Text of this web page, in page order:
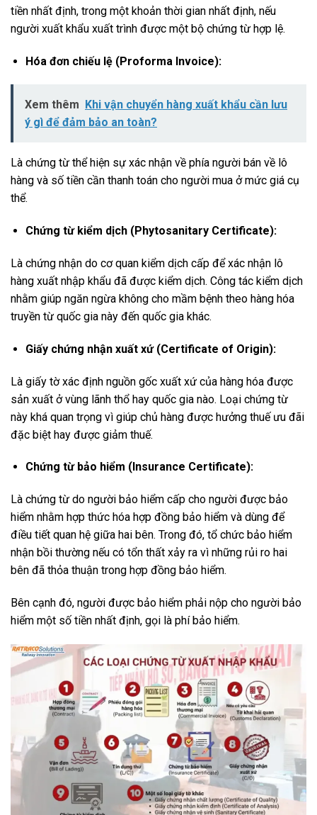
tiền nhất định, trong một khoản thời gian nhất định, nếu
người xuất khẩu xuất trình được một bộ chứng từ hợp lệ.
Hóa đơn chiếu lệ (Proforma Invoice):
Xem thêm
Khi vận chuyển hàng xuất khẩu cần lưu
ý gì để đảm bảo an toàn?
Là chứng từ thể hiện sự xác nhận về phía người bán về lô
hàng và số tiền cần thanh toán cho người mua ở mức giá cụ
thể.
Chứng từ kiểm dịch (Phytosanitary Certificate):
Là chứng nhận do cơ quan kiểm dịch cấp để xác nhận lô
hàng xuất nhập khẩu đã được kiểm dịch. Công tác kiểm dịch
nhằm giúp ngăn ngừa không cho mầm bệnh theo hàng hóa
truyền từ quốc gia này đến quốc gia khác.
Giấy chứng nhận xuất xứ (Certificate of Origin):
Là giấy tờ xác định nguồn gốc xuất xứ của hàng hóa được
sản xuất ở vùng lãnh thổ hay quốc gia nào. Loại chứng từ
này khá quan trọng vì giúp chủ hàng được hưởng thuế ưu đãi
đặc biệt hay được giảm thuế.
Chứng từ bảo hiểm (Insurance Certificate):
Là chứng từ do người bảo hiểm cấp cho người được bảo
hiểm nhằm hợp thức hóa hợp đồng bảo hiểm và dùng để
điều tiết quan hệ giữa hai bên. Trong đó, tổ chức bảo hiểm
nhận bồi thường nếu có tổn thất xảy ra vì những rủi ro hai
bên đã thỏa thuận trong hợp đồng bảo hiểm.
Bên cạnh đó, người được bảo hiểm phải nộp cho người bảo
hiểm một số tiền nhất định, gọi là phí bảo hiểm.